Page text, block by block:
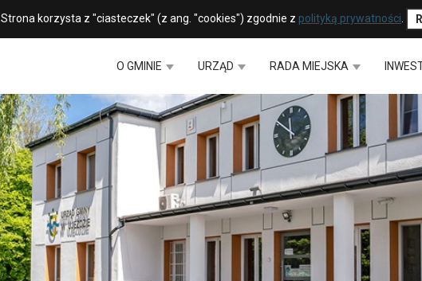
Strona korzysta z "ciasteczek" (z ang. "cookies") zgodnie z polityką prywatności
O GMINIE URZĄD RADA MIEJSKA